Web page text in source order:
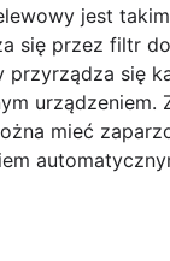
jest
się przez filtr
się
urządzeniem.
mieć